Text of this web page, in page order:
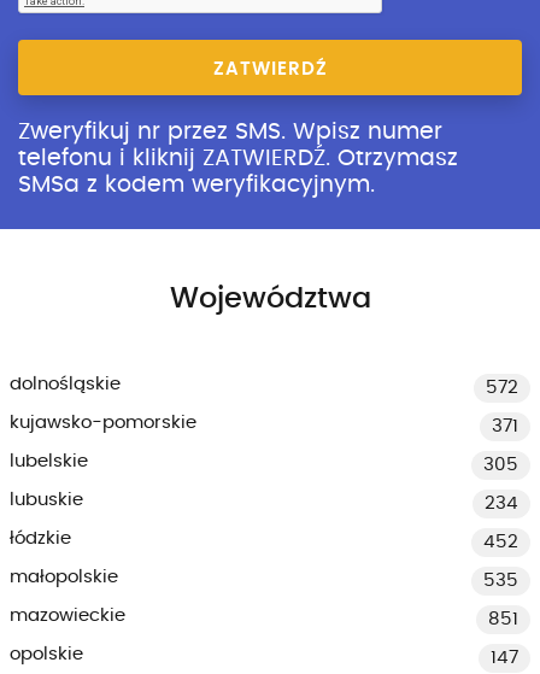
ZATWIERDŹ
Zweryfikuj nr przez SMS. Wpisz numer
telefonu i kliknij ZATWIERDŹ. Otrzymasz
SMSa z kodem weryfikacyjnym.
Województwa
dolnośląskie
572
kujawsko-pomorskie
371
lubelskie
305
lubuskie
234
łódzkie
452
małopolskie
535
mazowieckie
851
opolskie
147